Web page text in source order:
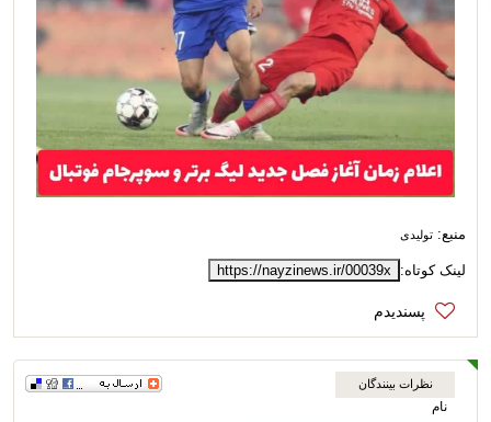
منبع: تولیدی
لینک کوتاه: https://nayzinews.ir/00039x
نظرات بینندگان
نام